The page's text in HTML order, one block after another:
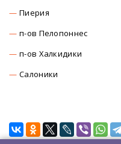
Пиерия
п-ов Пелопоннес
п-ов Халкидики
Салоники